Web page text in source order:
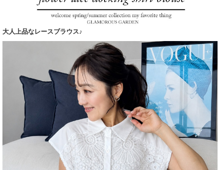
大人上品なレースブラウス♪